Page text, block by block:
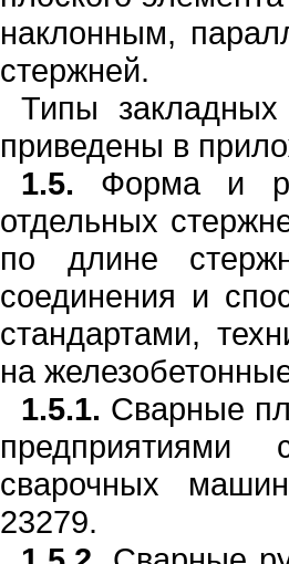
наклон­ным,
стержней.
Типы закл
приве­дены в
1.5. Форма и
отдельных
по длине
соединения и
стандартами,
на железобетонн
1.5.1. Сварные
предприятиями
сварочных
23279.